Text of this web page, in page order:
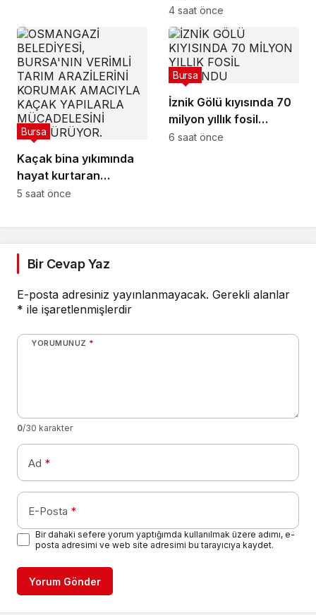
4 saat önce
Kaçak bina yıkımında
hayat kurtaran
müdahale
Bursa
5 saat önce
İznik Gölü kıyısında 70
milyon yıllık fosil
bulundu
Bursa
6 saat önce
Bir Cevap Yaz
E-posta adresiniz yayınlanmayacak. Gerekli alanlar
* ile işaretlenmişlerdir
YORUMUNUZ *
0/30 karakter
Ad *
E-Posta *
Bir dahaki sefere yorum yaptığımda kullanılmak üzere adımı, e-
posta adresimi ve web site adresimi bu tarayıcıya kaydet.
Yorum Gönder